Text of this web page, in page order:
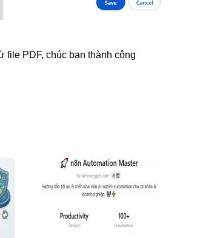
file PDF, chúc bạn thành công